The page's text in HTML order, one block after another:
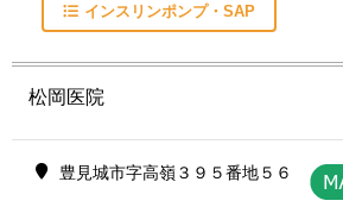
インスリンポンプ・SAP
松岡医院
豊見城市字高嶺３９５番地５６